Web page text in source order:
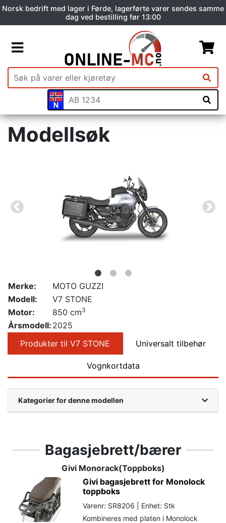
Norsk bedrift med lager i Førde, lagerførte varer sendes samme
dag ved bestilling før 13:00
Modellsøk
Merke:
MOTO GUZZI
Modell:
V7 STONE
Motor:
850 cm3
Årsmodell: 2025
Produkter til V7 STONE
Universalt tilbehør
Vognkortdata
Kategorier for denne modellen
Bagasjebrett/bærer
Givi Monorack(Toppboks)
Givi bagasjebrett for Monolock
toppboks
Varenr: SR8206 | Enhet: Stk
Kombineres med platen i Monolock